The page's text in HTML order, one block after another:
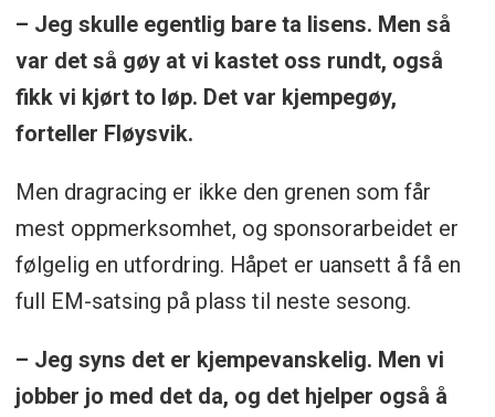
– Jeg skulle egentlig bare ta lisens. Men så
var det så gøy at vi kastet oss rundt, også
fikk vi kjørt to løp. Det var kjempegøy,
forteller Fløysvik.
Men dragracing er ikke den grenen som får
mest oppmerksomhet, og sponsorarbeidet er
følgelig en utfordring. Håpet er uansett å få en
full EM-satsing på plass til neste sesong.
– Jeg syns det er kjempevanskelig. Men vi
jobber jo med det da, og det hjelper også å